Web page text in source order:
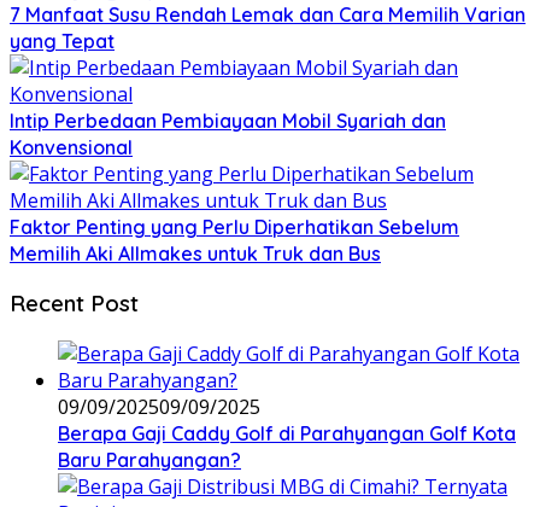
7 Manfaat Susu Rendah Lemak dan Cara Memilih Varian
yang Tepat
Intip Perbedaan Pembiayaan Mobil Syariah dan
Konvensional
Faktor Penting yang Perlu Diperhatikan Sebelum
Memilih Aki Allmakes untuk Truk dan Bus
Recent Post
09/09/202509/09/2025
Berapa Gaji Caddy Golf di Parahyangan Golf Kota
Baru Parahyangan?